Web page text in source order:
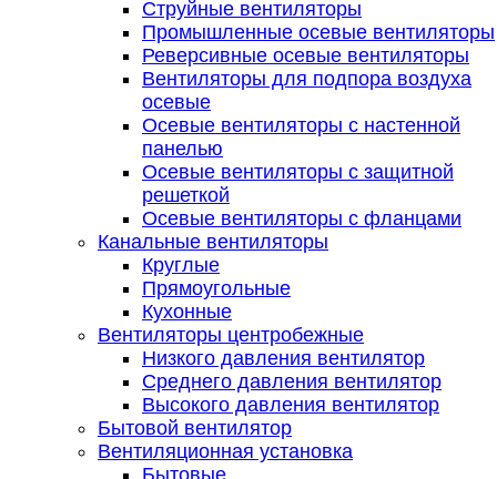
Струйные вентиляторы
Промышленные осевые вентиляторы
Реверсивные осевые вентиляторы
Вентиляторы для подпора воздуха
осевые
Осевые вентиляторы с настенной
панелью
Осевые вентиляторы с защитной
решеткой
Осевые вентиляторы с фланцами
Канальные вентиляторы
Круглые
Прямоугольные
Кухонные
Вентиляторы центробежные
Низкого давления вентилятор
Среднего давления вентилятор
Высокого давления вентилятор
Бытовой вентилятор
Вентиляционная установка
Бытовые